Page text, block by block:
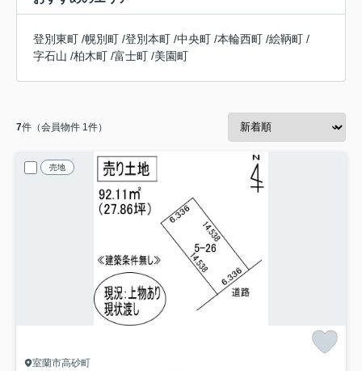
登別東町 /幌別町 /登別本町 /中央町 /本輪西町 /絵鞆町 /
字石山 /柏木町 /富士町 /美園町
7件（会員物件 1件）
売地
室蘭市高砂町